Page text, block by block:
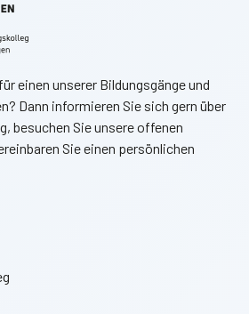
einen unserer Bildungsgänge und
Dann informieren Sie sich gern über
besuchen Sie unsere offenen
Sie einen persönlichen